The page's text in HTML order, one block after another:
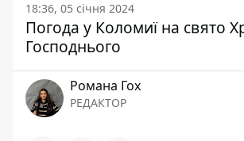
18:36, 05 січня 2024
Погода у Коломиї на свято
Господнього
Романа Гох
РЕДАКТОР